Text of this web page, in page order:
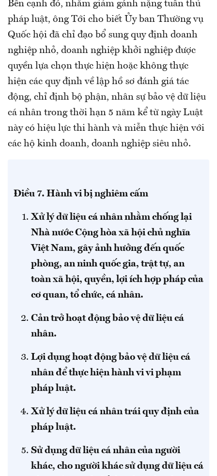
Bên cạnh đó, nhằm giảm gánh nặng tuân thủ
pháp luật, ông Tới cho biết Ủy ban Thường vụ
Quốc hội đã chỉ đạo bổ sung quy định doanh
nghiệp nhỏ, doanh nghiệp khởi nghiệp được
quyền lựa chọn thực hiện hoặc không thực
hiện các quy định về lập hồ sơ đánh giá tác
động, chỉ định bộ phận, nhân sự bảo vệ dữ liệu
cá nhân trong thời hạn 5 năm kể từ ngày Luật
này có hiệu lực thi hành và miễn thực hiện với
các hộ kinh doanh, doanh nghiệp siêu nhỏ.
Điều 7. Hành vi bị nghiêm cấm
Xử lý dữ liệu cá nhân nhằm chống lại
Nhà nước Cộng hòa xã hội chủ nghĩa
Việt Nam, gây ảnh hưởng đến quốc
phòng, an ninh quốc gia, trật tự, an
toàn xã hội, quyền, lợi ích hợp pháp của
cơ quan, tổ chức, cá nhân.
Cản trở hoạt động bảo vệ dữ liệu cá
nhân.
Lợi dụng hoạt động bảo vệ dữ liệu cá
nhân để thực hiện hành vi vi phạm
pháp luật.
Xử lý dữ liệu cá nhân trái quy định của
pháp luật.
Sử dụng dữ liệu cá nhân của người
khác, cho người khác sử dụng dữ liệu cá